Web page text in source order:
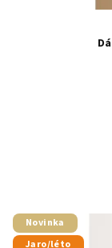
Novinka
Jaro/léto